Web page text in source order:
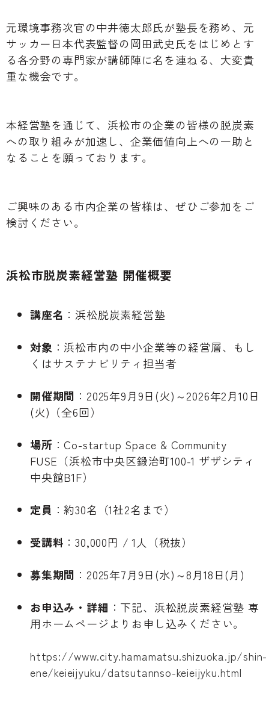
元環境事務次官の中井徳太郎氏が塾長を務め、元
サッカー日本代表監督の岡田武史氏をはじめとす
る各分野の専門家が講師陣に名を連ねる、大変貴
重な機会です。
本経営塾を通じて、浜松市の企業の皆様の脱炭素
への取り組みが加速し、企業価値向上への一助と
なることを願っております。
ご興味のある市内企業の皆様は、ぜひご参加をご
検討ください。
浜松市脱炭素経営塾 開催概要
講座名 ：浜松脱炭素経営塾
対象 ：浜松市内の中小企業等の経営層、もし
くはサステナビリティ担当者
開催期間 ：2025年9月9日(火)～2026年2月10日
(火)（全6回）
場所 ：Co-startup Space & Community
FUSE（浜松市中央区鍛治町100-1 ザザシティ
中央館B1F）
定員 ：約30名（1社2名まで）
受講料 ：30,000円 / 1人（税抜）
募集期間 ：2025年7月9日(水)～8月18日(月)
お申込み・詳細 ：下記、浜松脱炭素経営塾 専
用ホームページよりお申し込みください。
https://www.city.hamamatsu.shizuoka.jp/shin-
ene/keieijyuku/datsutannso-keieijyku.html